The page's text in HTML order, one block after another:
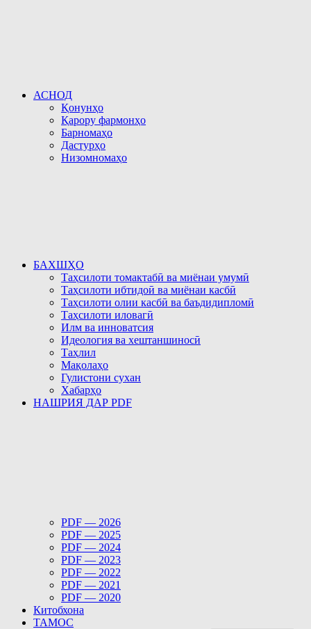
АСНОД
Қонунҳо
Қарору фармонҳо
Барномаҳо
Дастурҳо
Низомномаҳо
БАХШҲО
Таҳсилоти томактабӣ ва миёнаи умумӣ
Таҳсилоти ибтидоӣ ва миёнаи касбӣ
Таҳсилоти олии касбӣ ва баъдидипломӣ
Таҳсилоти иловагӣ
Илм ва инноватсия
Идеология ва хештаншиносӣ
Таҳлил
Мақолаҳо
Гулистони сухан
Хабарҳо
НАШРИЯ ДАР PDF
PDF — 2026
PDF — 2025
PDF — 2024
PDF — 2023
PDF — 2022
PDF — 2021
PDF — 2020
Китобхона
ТАМОС